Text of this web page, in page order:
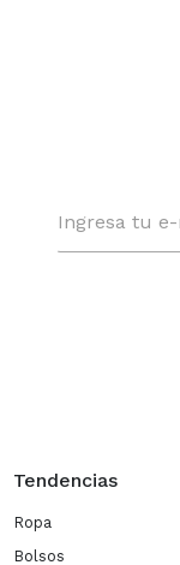
Tendencias
Ropa
Bolsos